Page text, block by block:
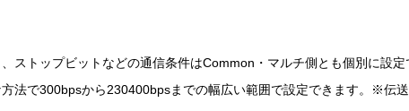
ストップビットなどの通信条件はCommon・マルチ側とも個別に設
法で300bpsから230400bpsまでの幅広い範囲で設定できます。※伝送